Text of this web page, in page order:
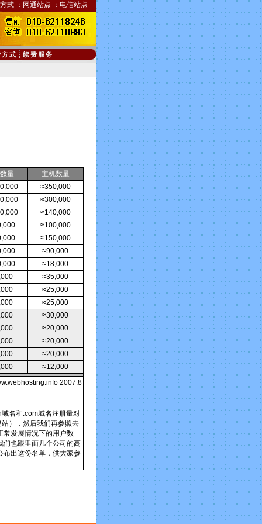
式 ： 网通站点 ： 电信站点
式 续费服务
量
主机数量
≈350,000
≈300,000
≈140,000
≈100,000
≈150,000
≈90,000
≈18,000
≈35,000
≈25,000
≈25,000
≈30,000
≈20,000
≈20,000
≈20,000
≈12,000
2007.8
名和.com域名注册量对
），然后我们再参照去
常发展情况下的用户数
们也跟里面几个公司的高
布出这份名单，供大家参